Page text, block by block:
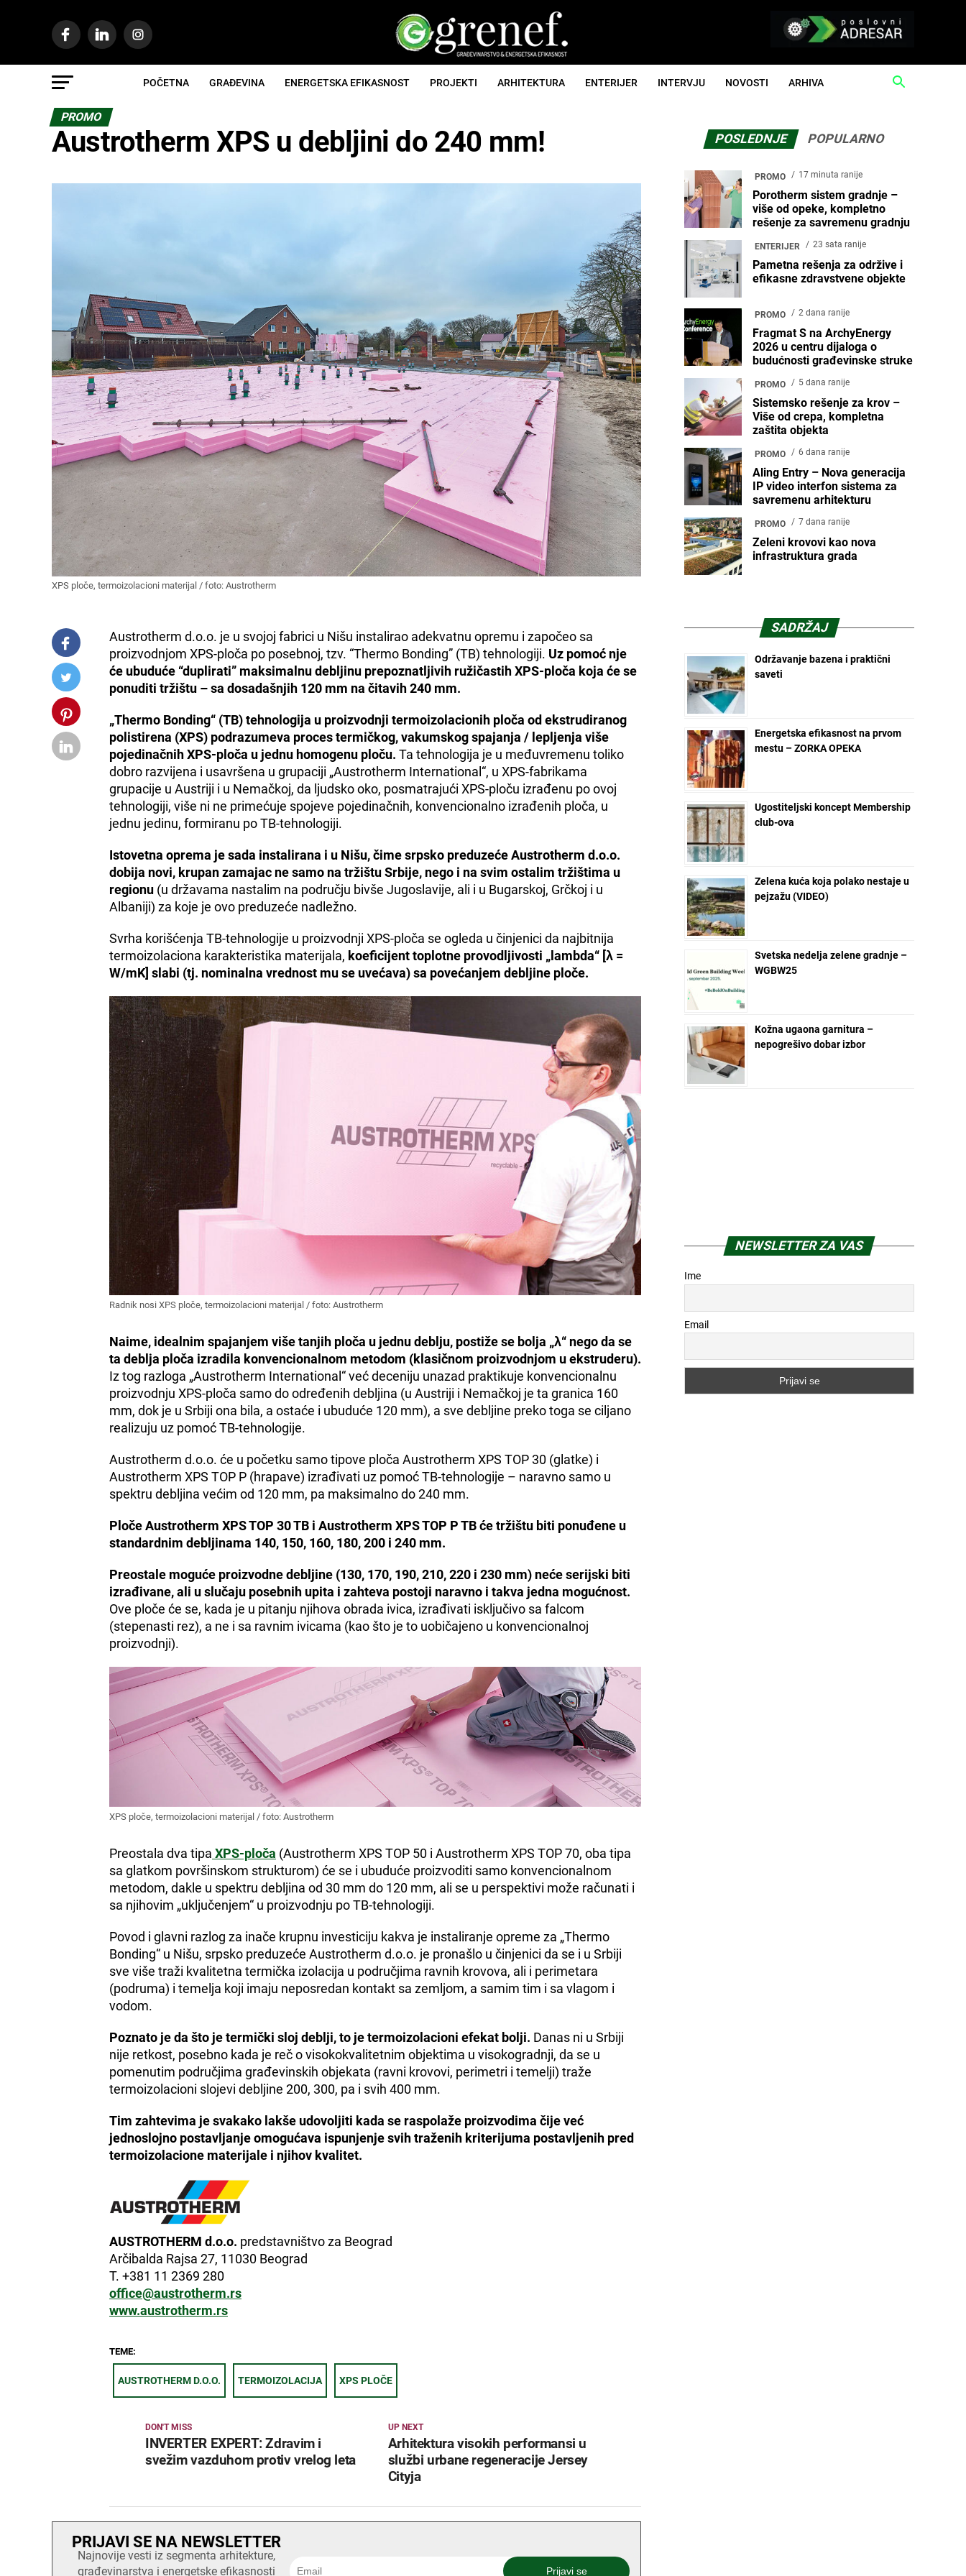
POČETNA GRAĐEVINA ENERGETSKA EFIKASNOST PROJEKTI ARHITEKTURA ENTERIJER INTERVJU NOVOSTI ARHIVA
PROMO
Austrotherm XPS u debljini do 240 mm!
XPS ploče, termoizolacioni materijal / foto: Austrotherm
Austrotherm d.o.o. je u svojoj fabrici u Nišu instalirao adekvatnu opremu i započeo sa
proizvodnjom XPS-ploča po posebnoj, tzv. “Thermo Bonding” (TB) tehnologiji. Uz pomoć nje
će ubuduće “duplirati” maksimalnu debljinu prepoznatljivih ružičastih XPS-ploča koja će se
ponuditi tržištu – sa dosadašnjih 120 mm na čitavih 240 mm.
„Thermo Bonding“ (TB) tehnologija u proizvodnji termoizolacionih ploča od ekstrudiranog
polistirena (XPS) podrazumeva proces termičkog, vakumskog spajanja / lepljenja više
pojedinačnih XPS-ploča u jednu homogenu ploču. Ta tehnologija je u međuvremenu toliko
dobro razvijena i usavršena u grupaciji „Austrotherm International“, u XPS-fabrikama
grupacije u Austriji i u Nemačkoj, da ljudsko oko, posmatrajući XPS-ploču izrađenu po ovoj
tehnologiji, više ni ne primećuje spojeve pojedinačnih, konvencionalno izrađenih ploča, u
jednu jedinu, formiranu po TB-tehnologiji.
Istovetna oprema je sada instalirana i u Nišu, čime srpsko preduzeće Austrotherm d.o.o.
dobija novi, krupan zamajac ne samo na tržištu Srbije, nego i na svim ostalim tržištima u
regionu (u državama nastalim na području bivše Jugoslavije, ali i u Bugarskoj, Grčkoj i u
Albaniji) za koje je ovo preduzeće nadležno.
Svrha korišćenja TB-tehnologije u proizvodnji XPS-ploča se ogleda u činjenici da najbitnija
termoizolaciona karakteristika materijala, koeficijent toplotne provodljivosti „lambda“ [λ =
W/mK] slabi (tj. nominalna vrednost mu se uvećava) sa povećanjem debljine ploče.
Radnik nosi XPS ploče, termoizolacioni materijal / foto: Austrotherm
Naime, idealnim spajanjem više tanjih ploča u jednu deblju, postiže se bolja „λ“ nego da se
ta deblja ploča izradila konvencionalnom metodom (klasičnom proizvodnjom u ekstruderu).
Iz tog razloga „Austrotherm International“ već deceniju unazad praktikuje konvencionalnu
proizvodnju XPS-ploča samo do određenih debljina (u Austriji i Nemačkoj je ta granica 160
mm, dok je u Srbiji ona bila, a ostaće i ubuduće 120 mm), a sve debljine preko toga se ciljano
realizuju uz pomoć TB-tehnologije.
Austrotherm d.o.o. će u početku samo tipove ploča Austrotherm XPS TOP 30 (glatke) i
Austrotherm XPS TOP P (hrapave) izrađivati uz pomoć TB-tehnologije – naravno samo u
spektru debljina većim od 120 mm, pa maksimalno do 240 mm.
Ploče Austrotherm XPS TOP 30 TB i Austrotherm XPS TOP P TB će tržištu biti ponuđene u
standardnim debljinama 140, 150, 160, 180, 200 i 240 mm.
Preostale moguće proizvodne debljine (130, 170, 190, 210, 220 i 230 mm) neće serijski biti
izrađivane, ali u slučaju posebnih upita i zahteva postoji naravno i takva jedna mogućnost.
Ove ploče će se, kada je u pitanju njihova obrada ivica, izrađivati isključivo sa falcom
(stepenasti rez), a ne i sa ravnim ivicama (kao što je to uobičajeno u konvencionalnoj
proizvodnji).
XPS ploče, termoizolacioni materijal / foto: Austrotherm
Preostala dva tipa XPS-ploča (Austrotherm XPS TOP 50 i Austrotherm XPS TOP 70, oba tipa
sa glatkom površinskom strukturom) će se i ubuduće proizvoditi samo konvencionalnom
metodom, dakle u spektru debljina od 30 mm do 120 mm, ali se u perspektivi može računati i
sa njihovim „uključenjem“ u proizvodnju po TB-tehnologiji.
Povod i glavni razlog za inače krupnu investiciju kakva je instaliranje opreme za „Thermo
Bonding“ u Nišu, srpsko preduzeće Austrotherm d.o.o. je pronašlo u činjenici da se i u Srbiji
sve više traži kvalitetna termička izolacija u područjima ravnih krovova, ali i perimetara
(podruma) i temelja koji imaju neposredan kontakt sa zemljom, a samim tim i sa vlagom i
vodom.
Poznato je da što je termički sloj deblji, to je termoizolacioni efekat bolji. Danas ni u Srbiji
nije retkost, posebno kada je reč o visokokvalitetnim objektima u visokogradnji, da se u
pomenutim područjima građevinskih objekata (ravni krovovi, perimetri i temelji) traže
termoizolacioni slojevi debljine 200, 300, pa i svih 400 mm.
Tim zahtevima je svakako lakše udovoljiti kada se raspolaže proizvodima čije već
jednoslojno postavljanje omogućava ispunjenje svih traženih kriterijuma postavljenih pred
termoizolacione materijale i njihov kvalitet.
AUSTROTHERM d.o.o. predstavništvo za Beograd
Arčibalda Rajsa 27, 11030 Beograd
T. +381 11 2369 280
office@austrotherm.rs
www.austrotherm.rs
TEME:
AUSTROTHERM D.O.O. TERMOIZOLACIJA XPS PLOČE
UP NEXT
Arhitektura visokih performansi u
službi urbane regeneracije Jersey
Cityja
DON'T MISS
INVERTER EXPERT: Zdravim i
svežim vazduhom protiv vrelog leta
PRIJAVI SE NA NEWSLETTER
Najnovije vesti iz segmenta arhitekture,
građevinarstva i energetske efikasnosti
POSLEDNJE POPULARNO
PROMO 17 minuta ranije
Porotherm sistem gradnje –
više od opeke, kompletno
rešenje za savremenu gradnju
ENTERIJER 23 sata ranije
Pametna rešenja za održive i
efikasne zdravstvene objekte
PROMO 2 dana ranije
Fragmat S na ArchyEnergy
2026 u centru dijaloga o
budućnosti građevinske struke
PROMO 5 dana ranije
Sistemsko rešenje za krov –
Više od crepa, kompletna
zaštita objekta
PROMO 6 dana ranije
Aling Entry – Nova generacija
IP video interfon sistema za
savremenu arhitekturu
PROMO 7 dana ranije
Zeleni krovovi kao nova
infrastruktura grada
SADRŽAJ
Održavanje bazena i praktični
saveti
Energetska efikasnost na prvom
mestu – ZORKA OPEKA
Ugostiteljski koncept Membership
club-ova
Zelena kuća koja polako nestaje u
pejzažu (VIDEO)
Svetska nedelja zelene gradnje –
WGBW25
Kožna ugaona garnitura –
nepogrešivo dobar izbor
NEWSLETTER ZA VAS
Ime
Email